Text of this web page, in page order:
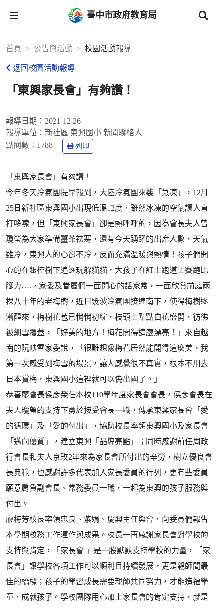
臺中市政府教育局
首頁 公告與活動 校園活動報導
返回校園活動報導
「東興家長會」有夠讚！
報導日期： 2021-12-26
報導單位： 新社區 東興國小 新聞聯絡人
點閱數： 1788 列印
「東興家長會」有夠讚！
今年冬天冷氣團提早報到，大陸冷氣團來襲「急凍」，12月
25日新社區東興國小出現低溫12度，雖然冰凍的空氣讓人直
打哆嗦，但「東興家長會」卻是熱呼呼的，因為會長夫人曾
瓊瑩為大家準備薑茶祛寒，還有今天踴躍的出席人數，天氣
雖冷，東興人的心卻不冷，反而充滿溫暖與熱情！孩子們開
心的在銀樺樹下追逐玩躲貓貓，大孩子在紅土跑道上賽跑比
腳力….，家委及眷屬們一面開心的話家常，一面欣賞前庭兩
棵八十年的老梅樹，近日幾波冷氣團接連南下，使得梅樹逐
漸醒來，梅樹花苞已悄悄初綻，枝頭上點點白花盛開，彷彿
被細雪覆蓋，「好美的地方！梅花開得這麼漂亮！」來自越
南的阮映雪家委說，「很難想像梅花居然能開得這麼美，我
第一次感受到梅雪的場景，讓人感覺很不真實，根本不用去
日本賞梅，東興國小這裡就可以偽出國了。」
恭喜廖會長侯彥榮任本校110學年度家長會會長，侯彥會長在
夫人瓊瑩的支持下勇於接受會長一職，傳承東興家長會「愛
的循環」及「愛的付出」，協助校長率領東興國小及家長會
「邁向優質」，建立東興「品牌亮點」；同時感謝前任周政
行會長和夫人京玫2年來為家長會所付出的辛勞，樹立優良會
長典範，也感謝許多代表加入家長委員的行列，更有些委員
願意肩負副會長、常務委員一職，一起為東興的孩子服務與
付出。
廖梅芳校長率領忠良、紫娟、慶興主任與會，向委員們報告
本學期校務工作運作與成果。校長一再感謝家長會對學校的
支持與肯定，「家長會 」是一股默默支持學校的力量，「家
長會」讓學校各項工作可以順利且持續發展，更是親師間最
佳的橋樑；孩子的學習成長需要親師共同努力，才能造福學
童，成就孩子。學校團隊用心加上家長會的肯定支持，就是